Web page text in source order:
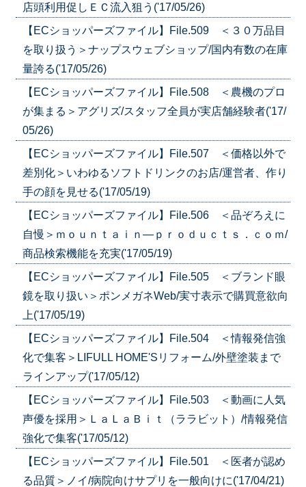
店頭利用促しＥＣ流入狙う('17/05/26)
【ECショッパーズファイル】File.509 ＜３０万品目
を取り扱う＞ナップスウェブショップ/国内有数の在庫
量誇る('17/05/26)
【ECショッパーズファイル】File.508 ＜農機のプロ
が集まる＞アグリズ/スタッフ全員が実店舗経験者('17/
05/26)
【ECショッパーズファイル】File.507 ＜価格以外で
差別化＞いわゆるソフトドリンクのお店/運営者、作り
手の顔を見せる('17/05/19)
【ECショッパーズファイル】File.506 ＜品ぞろえに
自慢＞ｍｏｕｎｔａｉｎ―ｐｒｏｄｕｃｔｓ．ｃｏｍ/
商品検索機能を充実('17/05/19)
【ECショッパーズファイル】File.505 ＜ブランド眼
鏡を取り扱い＞ポンメガネWeb/実寸表示で購買意欲向
上('17/05/19)
【ECショッパーズファイル】File.504 ＜情報発信強
化で集客＞LIFULL HOME'Sリフォーム/外壁塗装まで
ラインアップ('17/05/12)
【ECショッパーズファイル】File.503 ＜動画に人気
声優を採用＞ＬａＬａＢｉｔ（ララビット）/情報発信
強化で集客('17/05/12)
【ECショッパーズファイル】File.501 ＜医者が認め
る品質＞ノイ/病院向けサプリを一般向けに('17/04/21)